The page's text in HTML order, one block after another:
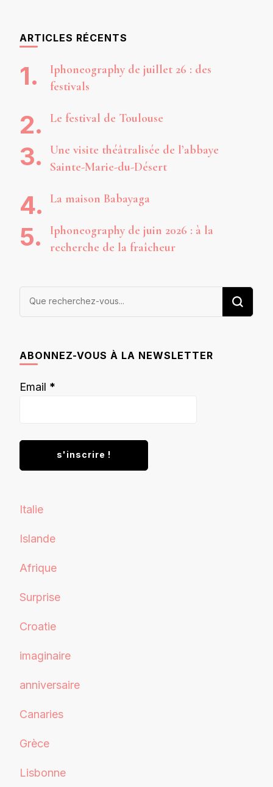
ARTICLES RÉCENTS
Iphoneography de juillet 26 : des
festivals
Le festival de Toulouse
Une visite théâtralisée de l’abbaye
Sainte-Marie-du-Désert
La maison Babayaga
Iphoneography de juin 2026 : à la
recherche de la fraîcheur
Vous
ABONNEZ-VOUS À LA NEWSLETTER
Email *
Italie
Islande
Afrique
Surprise
Croatie
imaginaire
anniversaire
Canaries
Grèce
Lisbonne